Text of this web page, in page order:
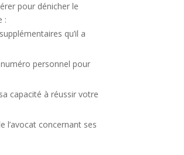
pour dénicher le
:
qu’il a
personnel pour
capacité à réussir votre
l’avocat concernant ses